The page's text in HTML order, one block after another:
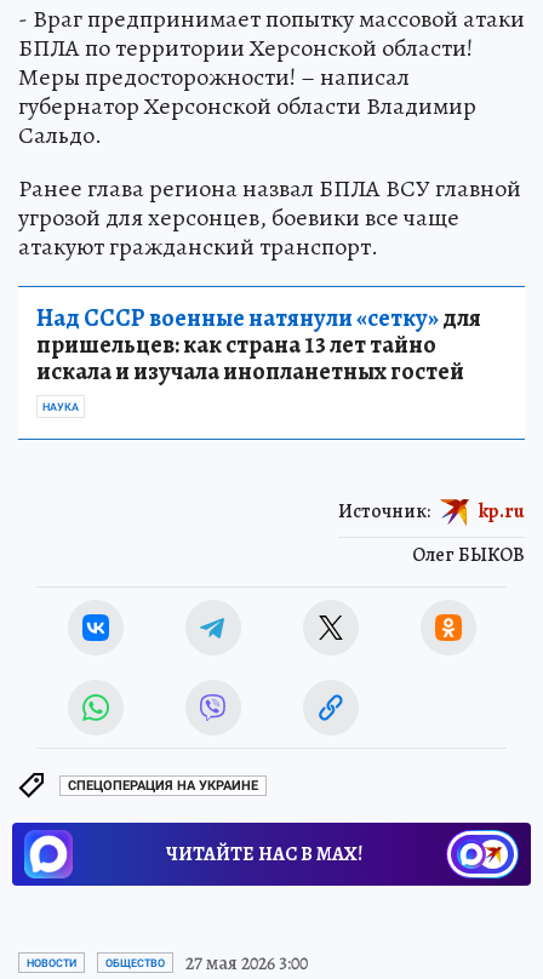
- Враг предпринимает попытку массовой атаки
БПЛА по территории Херсонской области!
Меры предосторожности! – написал
губернатор Херсонской области Владимир
Сальдо.
Ранее глава региона назвал БПЛА ВСУ главной
угрозой для херсонцев, боевики все чаще
атакуют гражданский транспорт.
Над СССР военные натянули «сетку»для
пришельцев: как страна 13 лет тайно
искала и изучала инопланетных гостей
НАУКА
Олег БЫКОВ
Источник: kp.ru
СПЕЦОПЕРАЦИЯ НА УКРАИНЕ
ЧИТАЙТЕ НАС В МАХ!
НОВОСТИ ОБЩЕСТВО 27 мая 2026 3:00